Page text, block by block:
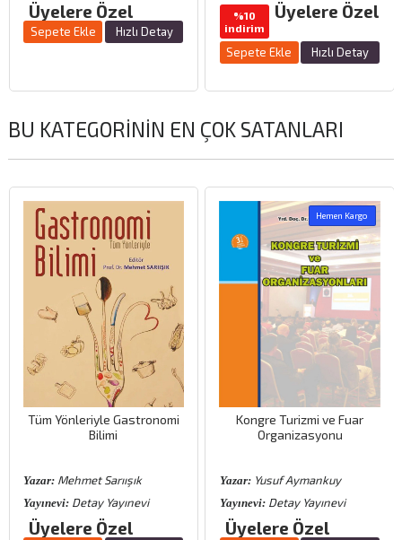
Üyelere Özel
Sepete Ekle Hızlı Detay
%10
indirim
Üyelere Özel
Sepete Ekle Hızlı Detay
BU KATEGORININ EN ÇOK SATANLARI
Tüm Yönleriyle Gastronomi
Bilimi
Yazar: Mehmet Sarıışık
Yayınevi: Detay Yayınevi
Üyelere Özel
Hemen Kargo
Kongre Turizmi ve Fuar
Organizasyonu
Yazar:Yusuf Aymankuy
Yayınevi:Detay Yayınevi
Üyelere Özel